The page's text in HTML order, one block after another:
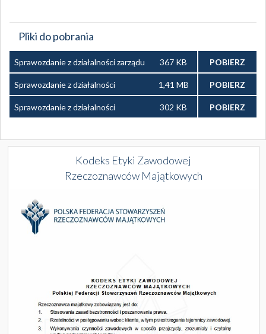
Pliki do pobrania
Sprawozdanie z działalności zarządu
PFSRM za 2025 rok.pdf
367 KB POBIERZ
Sprawozdanie z działalności
Zarządu PFSRM w okresie od
06.12.2025 r. do 05.03.2026 r.pdf
1,41 MB POBIERZ
Sprawozdanie z działalności
Zarządu PFSRM w okresie od
302 KB POBIERZ
Kodeks Etyki Zawodowej
Rzeczoznawców Majątkowych